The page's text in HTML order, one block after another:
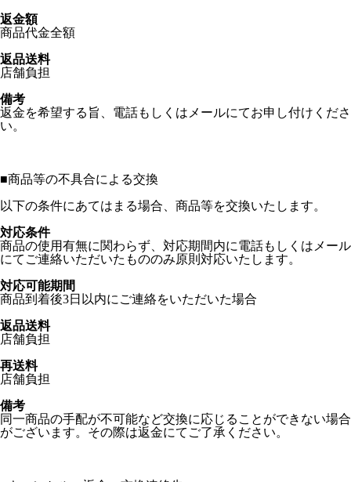
返金額
商品代金全額
返品送料
店舗負担
備考
返金を希望する旨、電話もしくはメールにてお申し付けくださ
い。
■商品等の不具合による交換
以下の条件にあてはまる場合、商品等を交換いたします。
対応条件
商品の使用有無に関わらず、対応期間内に電話もしくはメール
にてご連絡いただいたもののみ原則対応いたします。
対応可能期間
商品到着後3日以内にご連絡をいただいた場合
返品送料
店舗負担
再送料
店舗負担
備考
同一商品の手配が不可能など交換に応じることができない場合
がございます。その際は返金にてご了承ください。